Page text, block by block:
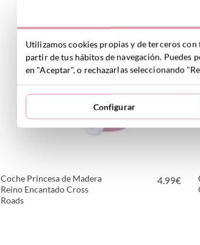
Coche Princesa de Madera
Reino Encantado Cross
Roads
4.99€
Utilizamos cookies propias y de terceros
partir de tus hábitos de navegación. Puedes
en "Aceptar", o rechazarlas seleccionando
Configurar